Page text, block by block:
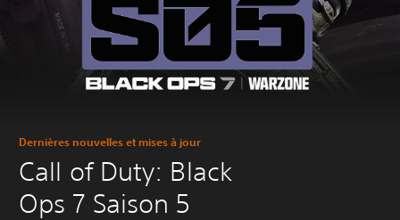
Dernières nouvelles et mises à jour
Call of Duty: Black
Ops 7 Saison 5